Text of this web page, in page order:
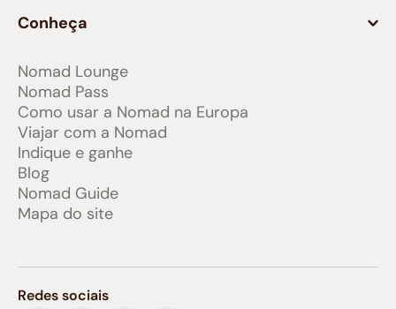
Conheça
Nomad Lounge
Nomad Pass
Como usar a Nomad na Europa
Viajar com a Nomad
Indique e ganhe
Blog
Nomad Guide
Mapa do site
Redes sociais